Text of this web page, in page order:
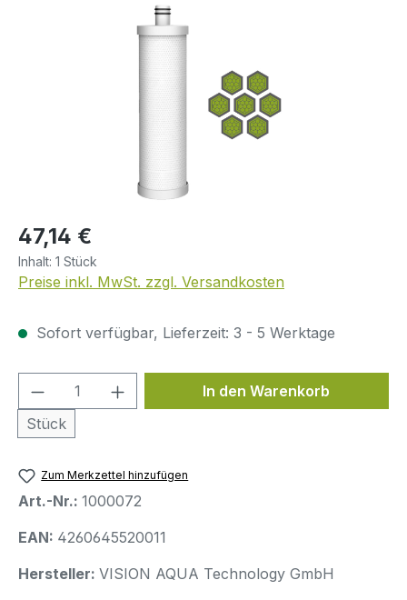
Bildergalerie überspringen
Regulärer Preis:
47,14 €
Inhalt: 1 Stück
Preise inkl. MwSt. zzgl. Versandkosten
Sofort verfügbar, Lieferzeit: 3 - 5 Werktage
Produkt Anzahl: Gib den
Stück
In den Warenkorb
Zum Merkzettel hinzufügen
Art.-Nr.: 1000072
EAN: 4260645520011
Hersteller: VISION AQUA Technology GmbH